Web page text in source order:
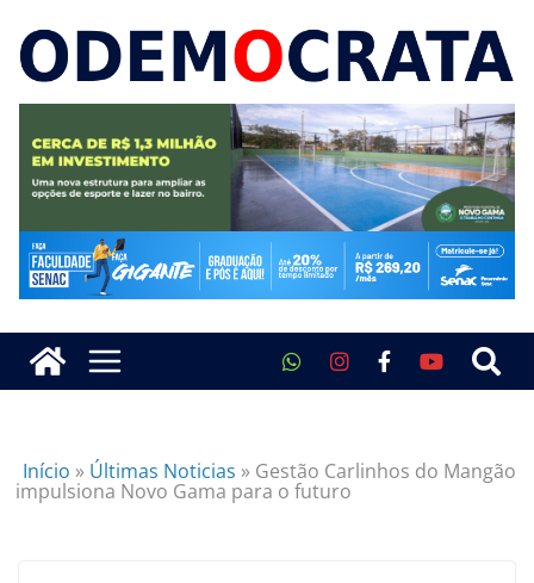
Início » Últimas Noticias » Gestão Carlinhos do Mangão
impulsiona Novo Gama para o futuro